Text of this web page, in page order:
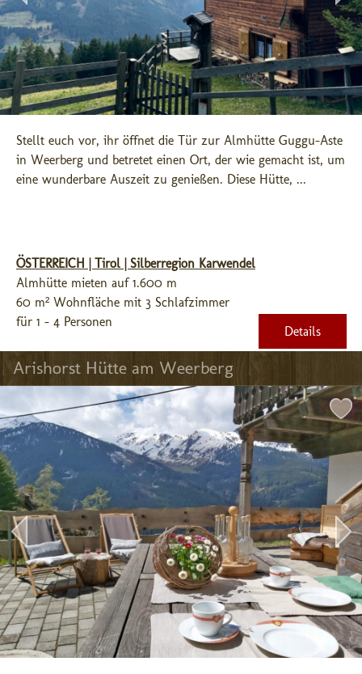
Stellt euch vor, ihr öffnet die Tür zur Almhütte Guggu-Aste
in Weerberg und betretet einen Ort, der wie gemacht ist, um
eine wunderbare Auszeit zu genießen. Diese Hütte, ...
ÖSTERREICH | Tirol | Silberregion Karwendel
Almhütte mieten auf 1.600 m
60 m² Wohnfläche mit 3 Schlafzimmer
für 1 - 4 Personen
Details
Arishorst Hütte am Weerberg